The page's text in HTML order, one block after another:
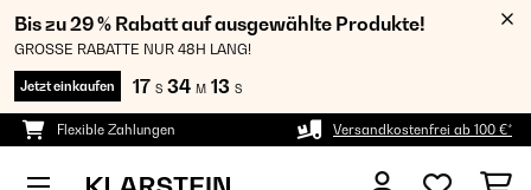
Bis zu 29 % Rabatt auf ausgewählte Produkte!
GROSSE RABATTE NUR 48H LANG!
Jetzt einkaufen 17 S 34 M 13 S
Flexible Zahlungen Versandkostenfrei ab 100 €*